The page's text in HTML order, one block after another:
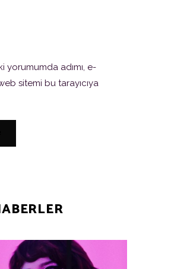
yorumumda adımı, e-
sitemi bu tarayıcıya